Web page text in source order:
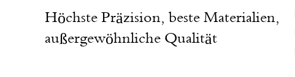
Höchste Präzision, beste Materialien,
außergewöhnliche Qualität